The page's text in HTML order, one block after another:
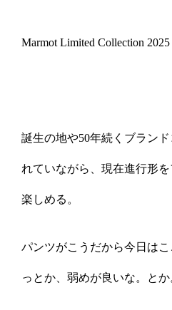
Marmot Limited Collection
誕生の地や50年続くブラン
れていながら、現在進行形
楽しめる。
パンツがこうだから今日はこ
っとか、弱めが良いな。とか